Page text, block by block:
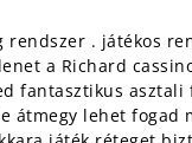
. játékos
a Richard
fantasztikus
átmegy lehet fogad